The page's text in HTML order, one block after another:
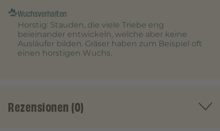
Wuchsverhalten
Horstig: Stauden, die viele Triebe eng
beieinander entwickeln, welche aber keine
Ausläufer bilden. Gräser haben zum Beispiel oft
einen horstigen Wuchs.
Rezensionen (0)